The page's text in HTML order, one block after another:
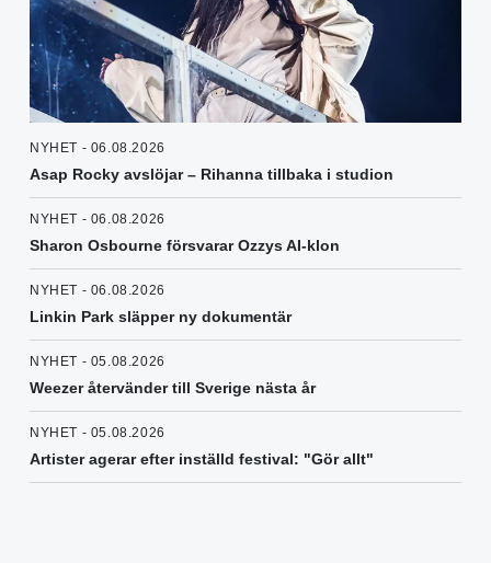
NYHET - 06.08.2026
Asap Rocky avslöjar – Rihanna tillbaka i studion
NYHET - 06.08.2026
Sharon Osbourne försvarar Ozzys AI-klon
NYHET - 06.08.2026
Linkin Park släpper ny dokumentär
NYHET - 05.08.2026
Weezer återvänder till Sverige nästa år
NYHET - 05.08.2026
Artister agerar efter inställd festival: "Gör allt"